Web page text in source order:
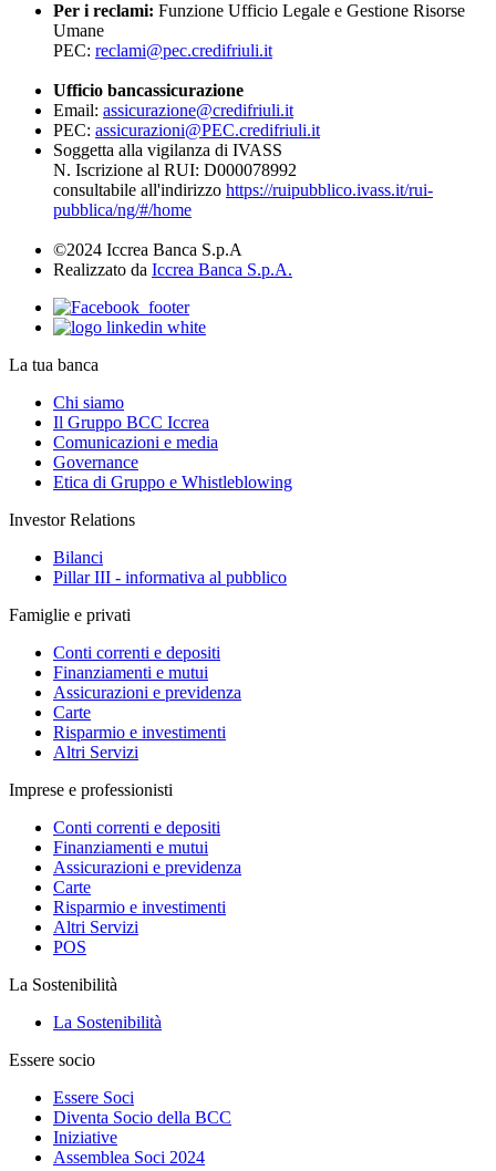
Per i reclami: Funzione Ufficio Legale e Gestione Risorse
Umane
PEC: reclami@pec.credifriuli.it
Ufficio bancassicurazione
Email: assicurazione@credifriuli.it
PEC: assicurazioni@PEC.credifriuli.it
Soggetta alla vigilanza di IVASS
N. Iscrizione al RUI: D000078992
consultabile all'indirizzo https://ruipubblico.ivass.it/rui-
pubblica/ng/#/home
©2024 Iccrea Banca S.p.A
Realizzato da Iccrea Banca S.p.A.
La tua banca
Chi siamo
Il Gruppo BCC Iccrea
Comunicazioni e media
Governance
Etica di Gruppo e Whistleblowing
Investor Relations
Bilanci
Pillar III - informativa al pubblico
Famiglie e privati
Conti correnti e depositi
Finanziamenti e mutui
Assicurazioni e previdenza
Carte
Risparmio e investimenti
Altri Servizi
Imprese e professionisti
Conti correnti e depositi
Finanziamenti e mutui
Assicurazioni e previdenza
Carte
Risparmio e investimenti
Altri Servizi
POS
La Sostenibilità
La Sostenibilità
Essere socio
Essere Soci
Diventa Socio della BCC
Iniziative
Assemblea Soci 2024